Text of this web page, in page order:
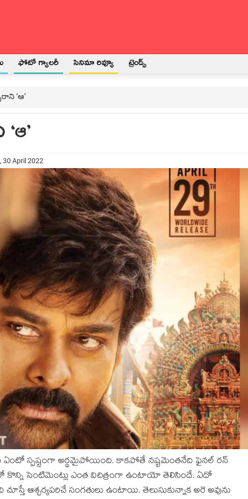
ఫోటో గ్యాలరీ సినిమా రివ్యూ ట్రెండ్స్
‘ఆ’
30 April 2022
స్పష్టంగా అర్థమైపోయింది. కాకపోతే నష్టమెంతనేది ఫైనల్ రన్
కొన్ని సెంటిమెంట్లు ఎంత విచిత్రంగా ఉంటాయో తెలిసిందే. ఏదో
ఆశ్చర్యపరిచే సంగతులు ఉంటాయి. తెలుసుకున్నాక అరె అవును